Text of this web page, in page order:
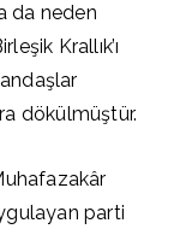
da neden
Krallık’ı
dökülmüştür.
parti